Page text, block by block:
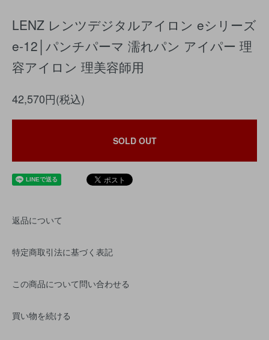
LENZ レンツデジタルアイロン eシリーズ
e-12│パンチパーマ 濡れパン アイパー 理
容アイロン 理美容師用
42,570円(税込)
SOLD OUT
返品について
特定商取引法に基づく表記
この商品について問い合わせる
買い物を続ける